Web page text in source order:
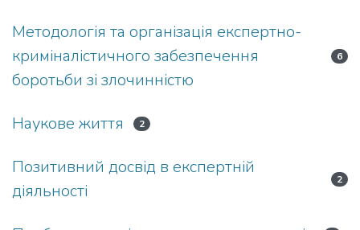
Методологія та організація експертно-
криміналістичного забезпечення
боротьби зі злочинністю
6
Наукове життя 2
Позитивний досвід в експертній
діяльності
2